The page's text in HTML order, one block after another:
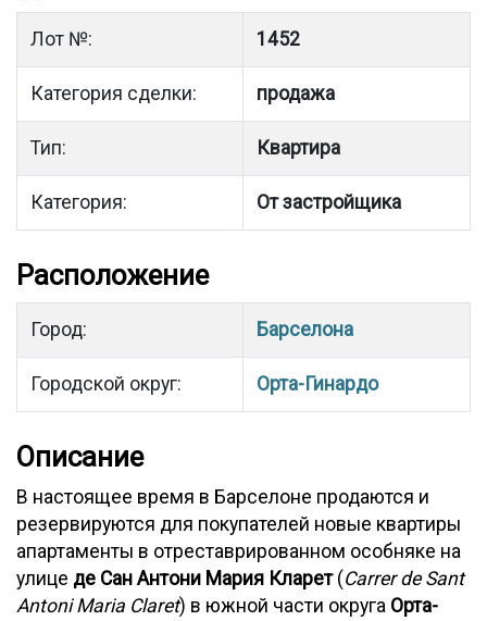
Лот №: 1452
Категория сделки: продажа
Тип: Квартира
Категория: От застройщика
Расположение
Город: Барселона
Городской округ: Орта-Гинардо
Описание
В настоящее время в Барселоне продаются и
резервируются для покупателей новые квартиры
апартаменты в отреставрированном особняке на
улице де Сан Антони Мария Кларет(Carrer de Sant
Antoni Maria Claret) в южной части округа Орта-